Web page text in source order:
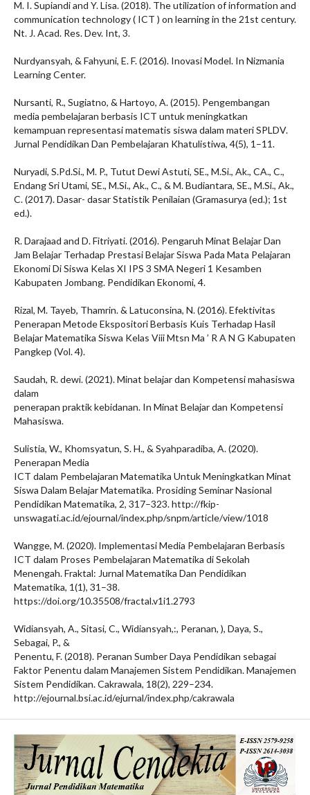
M. I. Supiandi and Y. Lisa. (2018). The utilization of information and
communication technology ( ICT ) on learning in the 21st century.
Nt. J. Acad. Res. Dev. Int, 3.
Nurdyansyah, & Fahyuni, E. F. (2016). Inovasi Model. In Nizmania
Learning Center.
Nursanti, R., Sugiatno, & Hartoyo, A. (2015). Pengembangan
media pembelajaran berbasis ICT untuk meningkatkan
kemampuan representasi matematis siswa dalam materi SPLDV.
Jurnal Pendidikan Dan Pembelajaran Khatulistiwa, 4(5), 1–11.
Nuryadi, S.Pd.Si., M. P., Tutut Dewi Astuti, SE., M.Si., Ak., CA., C.,
Endang Sri Utami, SE., M.Si., Ak., C., & M. Budiantara, SE., M.Si., Ak.,
C. (2017). Dasar- dasar Statistik Penilaian (Gramasurya (ed.); 1st
ed.).
R. Darajaad and D. Fitriyati. (2016). Pengaruh Minat Belajar Dan
Jam Belajar Terhadap Prestasi Belajar Siswa Pada Mata Pelajaran
Ekonomi Di Siswa Kelas XI IPS 3 SMA Negeri 1 Kesamben
Kabupaten Jombang. Pendidikan Ekonomi, 4.
Rizal, M. Tayeb, Thamrin. & Latuconsina, N. (2016). Efektivitas
Penerapan Metode Ekspositori Berbasis Kuis Terhadap Hasil
Belajar Matematika Siswa Kelas Viii Mtsn Ma ’ R A N G Kabupaten
Pangkep (Vol. 4).
Saudah, R. dewi. (2021). Minat belajar dan Kompetensi mahasiswa
dalam
penerapan praktik kebidanan. In Minat Belajar dan Kompetensi
Mahasiswa.
Sulistia, W., Khomsyatun, S. H., & Syahparadiba, A. (2020).
Penerapan Media
ICT dalam Pembelajaran Matematika Untuk Meningkatkan Minat
Siswa Dalam Belajar Matematika. Prosiding Seminar Nasional
Pendidikan Matematika, 2, 317–323. http://fkip-
unswagati.ac.id/ejournal/index.php/snpm/article/view/1018
Wangge, M. (2020). Implementasi Media Pembelajaran Berbasis
ICT dalam Proses Pembelajaran Matematika di Sekolah
Menengah. Fraktal: Jurnal Matematika Dan Pendidikan
Matematika, 1(1), 31–38.
https://doi.org/10.35508/fractal.v1i1.2793
Widiansyah, A., Sitasi, C., Widiansyah,:, Peranan, ), Daya, S.,
Sebagai, P., &
Penentu, F. (2018). Peranan Sumber Daya Pendidikan sebagai
Faktor Penentu dalam Manajemen Sistem Pendidikan. Manajemen
Sistem Pendidikan. Cakrawala, 18(2), 229–234.
http://ejournal.bsi.ac.id/ejurnal/index.php/cakrawala